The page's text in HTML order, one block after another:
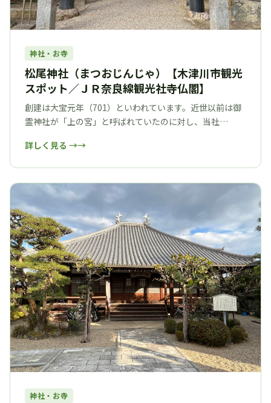
神社・お寺
松尾神社（まつおじんじゃ）【木津川市観光
スポット／ＪＲ奈良線観光社寺仏閣】
創建は大宝元年（701）といわれています。近世以前は御
霊神社が「上の宮」と呼ばれていたのに対し、当社…
詳しく見る →
神社・お寺